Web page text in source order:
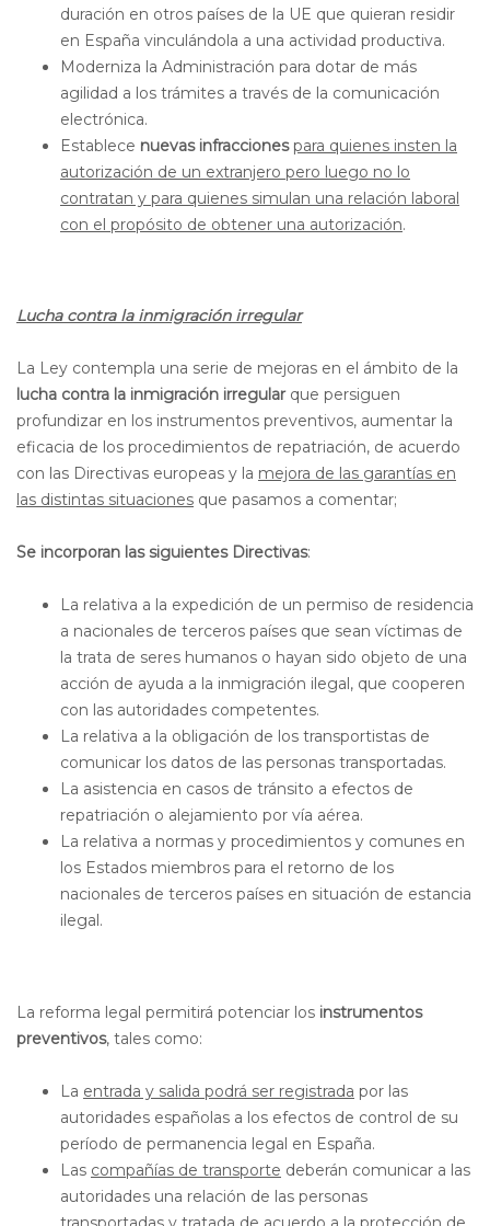
duración en otros países de la UE que quieran residir
en España vinculándola a una actividad productiva.
Moderniza la Administración para dotar de más
agilidad a los trámites a través de la comunicación
electrónica.
Establece nuevas infracciones para quienes insten la
autorización de un extranjero pero luego no lo
contratan y para quienes simulan una relación laboral
con el propósito de obtener una autorización.
Lucha contra la inmigración irregular
La Ley contempla una serie de mejoras en el ámbito de la
lucha contra la inmigración irregularque persiguen
profundizar en los instrumentos preventivos, aumentar la
eficacia de los procedimientos de repatriación, de acuerdo
con las Directivas europeas y la mejora de las garantías en
las distintas situaciones que pasamos a comentar;
Se incorporan las siguientes Directivas:
La relativa a la expedición de un permiso de residencia
a nacionales de terceros países que sean víctimas de
la trata de seres humanos o hayan sido objeto de una
acción de ayuda a la inmigración ilegal, que cooperen
con las autoridades competentes.
La relativa a la obligación de los transportistas de
comunicar los datos de las personas transportadas.
La asistencia en casos de tránsito a efectos de
repatriación o alejamiento por vía aérea.
La relativa a normas y procedimientos y comunes en
los Estados miembros para el retorno de los
nacionales de terceros países en situación de estancia
ilegal.
La reforma legal permitirá potenciar los instrumentos
preventivos, tales como:
La entrada y salida podrá ser registrada por las
autoridades españolas a los efectos de control de su
período de permanencia legal en España.
Las compañías de transporte deberán comunicar a las
autoridades una relación de las personas